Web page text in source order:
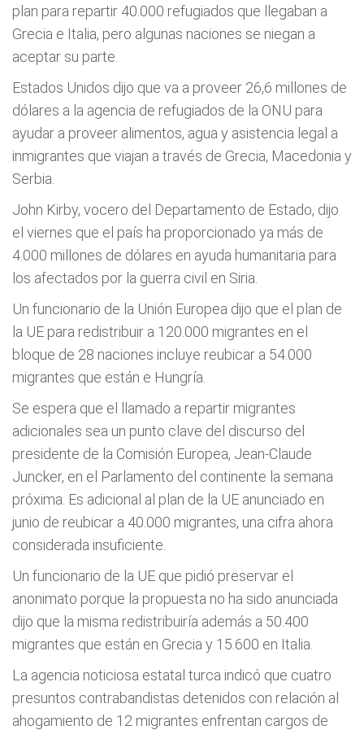
plan para repartir 40.000 refugiados que llegaban a
Grecia e Italia, pero algunas naciones se niegan a
aceptar su parte.
Estados Unidos dijo que va a proveer 26,6 millones de
dólares a la agencia de refugiados de la ONU para
ayudar a proveer alimentos, agua y asistencia legal a
inmigrantes que viajan a través de Grecia, Macedonia y
Serbia.
John Kirby, vocero del Departamento de Estado, dijo
el viernes que el país ha proporcionado ya más de
4.000 millones de dólares en ayuda humanitaria para
los afectados por la guerra civil en Siria.
Un funcionario de la Unión Europea dijo que el plan de
la UE para redistribuir a 120.000 migrantes en el
bloque de 28 naciones incluye reubicar a 54.000
migrantes que están e Hungría.
Se espera que el llamado a repartir migrantes
adicionales sea un punto clave del discurso del
presidente de la Comisión Europea, Jean-Claude
Juncker, en el Parlamento del continente la semana
próxima. Es adicional al plan de la UE anunciado en
junio de reubicar a 40.000 migrantes, una cifra ahora
considerada insuficiente.
Un funcionario de la UE que pidió preservar el
anonimato porque la propuesta no ha sido anunciada
dijo que la misma redistribuiría además a 50.400
migrantes que están en Grecia y 15.600 en Italia.
La agencia noticiosa estatal turca indicó que cuatro
presuntos contrabandistas detenidos con relación al
ahogamiento de 12 migrantes enfrentan cargos de